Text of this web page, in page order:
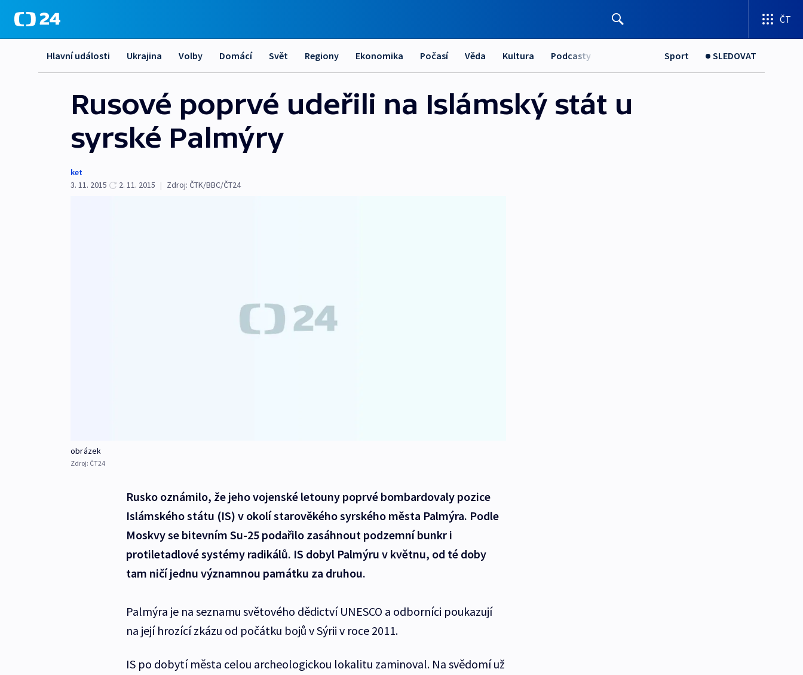
ČT
Hlavní události Ukrajina Volby Domácí Svět Regiony Ekonomika Počasí Věda Kultura Podcasty Sport SLEDOVAT
Rusové poprvé udeřili na Islámský stát u
syrské Palmýry
ket
3. 11. 2015
2. 11. 2015 | Zdroj: ČTK/BBC/ČT24
obrázek
Zdroj: ČT24
Rusko oznámilo, že jeho vojenské letouny poprvé bombardovaly pozice
Islámského státu (IS) v okolí starověkého syrského města Palmýra. Podle
Moskvy se bitevním Su-25 podařilo zasáhnout podzemní bunkr i
protiletadlové systémy radikálů. IS dobyl Palmýru v květnu, od té doby
tam ničí jednu významnou památku za druhou.
Palmýra je na seznamu světového dědictví UNESCO a odborníci poukazují
na její hrozící zkázu od počátku bojů v Sýrii v roce 2011.
IS po dobytí města celou archeologickou lokalitu zaminoval. Na svědomí už